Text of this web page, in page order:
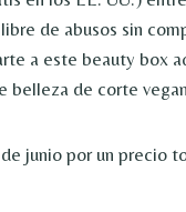
de abusos sin
a este beauty box
belleza de corte
junio por un precio